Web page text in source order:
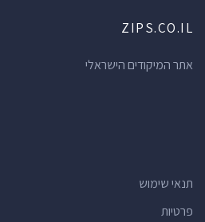
ZIPS.CO.IL
אתר המיקודים הישראלי
תנאי שימוש
פרטיות